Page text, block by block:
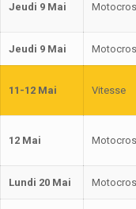
Jeudi 9 Mai
Jeudi 9 Mai
11-12 Mai Vitesse
12 Mai
Lundi 20 Mai